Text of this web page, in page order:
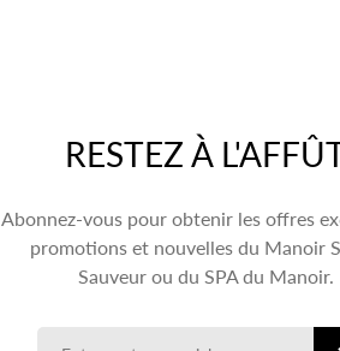
RESTEZ À
Abonnez-vous pour obtenir les offres
promotions et nouvelles du Manoir
Sauveur ou du SPA du Manoir.